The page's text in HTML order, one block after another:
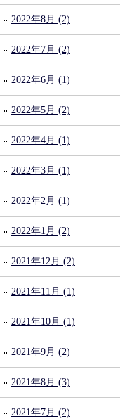
2022年8月 (2)
2022年7月 (2)
2022年6月 (1)
2022年5月 (2)
2022年4月 (1)
2022年3月 (1)
2022年2月 (1)
2022年1月 (2)
2021年12月 (2)
2021年11月 (1)
2021年10月 (1)
2021年9月 (2)
2021年8月 (3)
2021年7月 (2)